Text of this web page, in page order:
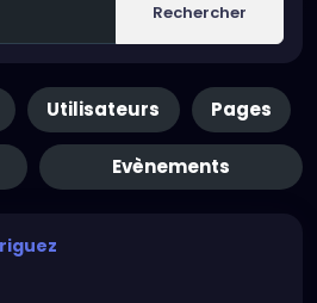
Rechercher
Utilisateurs Pages
Evènements